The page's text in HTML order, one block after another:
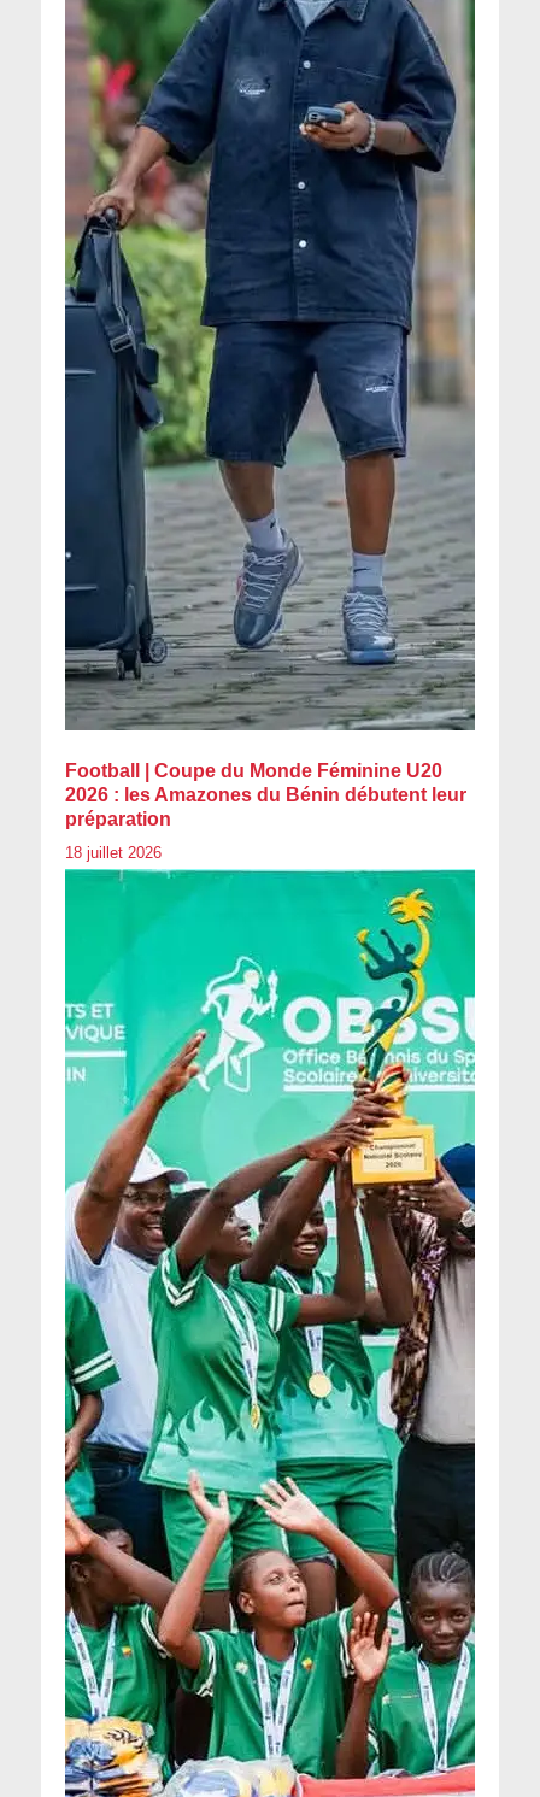
Football | Coupe du Monde Féminine U20
2026 : les Amazones du Bénin débutent leur
préparation
18 juillet 2026